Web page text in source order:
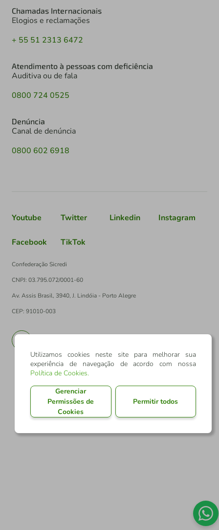
Chamadas Internacionais
Elogios e reclamações
+ 55 51 2313 6472
Atendimento à pessoas com deficiência
Auditiva ou de fala
0800 724 0525
Denúncia
Canal de denúncia
0800 602 6918
Youtube Twitter Linkedin Instagram
Facebook TikTok
Confederação Sicredi
CNPJ: 03.795.072/0001-60
Av. Assis Brasil, 3940, J. Lindóia - Porto Alegre
CEP: 91010-003
Utilizamos cookies neste site para melhorar sua
experiência de navegação de acordo com nossa
Política de Cookies.
Gerenciar
Permissões de
Cookies
Permitir todos